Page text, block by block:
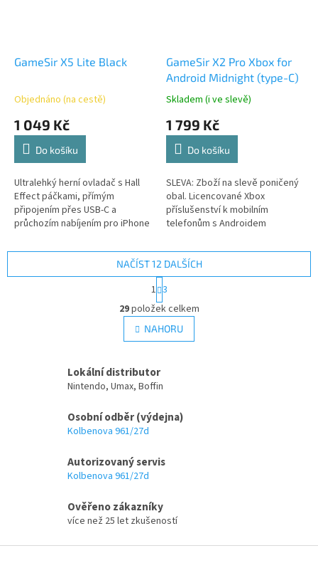
GameSir X5 Lite Black
Objednáno (na cestě)
1 049 Kč
Do košíku
Ultralehký herní ovladač s Hall
Effect páčkami, přímým
připojením přes USB-C a
průchozím nabíjením pro iPhone
GameSir X2 Pro Xbox for
Android Midnight (type-C)
Skladem (i ve slevě)
1 799 Kč
Do košíku
SLEVA: Zboží na slevě poničený
obal. Licencované Xbox
příslušenství k mobilním
telefonům s Androidem
O
v
l
á
a
c
p
r
y
p
i
u
NAČÍST 12 DALŠÍCH
t
r
á
n
k
v
á
n
1 3
29položek celkem
NAHORU
Lokální distributor
Nintendo, Umax, Boffin
Osobní odběr (výdejna)
Kolbenova 961/27d
Autorizovaný servis
Kolbenova 961/27d
Ověřeno zákazníky
více než 25 let zkušeností